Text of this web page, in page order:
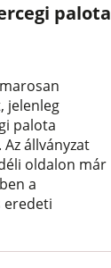
palota
jelenleg
palota
állványzat
oldalon már
a
eredeti